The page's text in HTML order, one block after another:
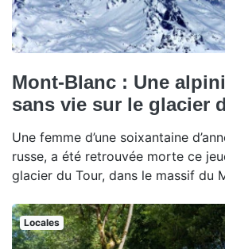
Mont-Blanc : Une
sans vie sur le glacier
Une femme d’une soixantaine
russe, a été retrouvée morte ce
glacier du Tour, dans le massif du
Locales